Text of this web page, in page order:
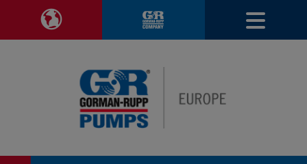
Modifier la région de navigationVoir le site